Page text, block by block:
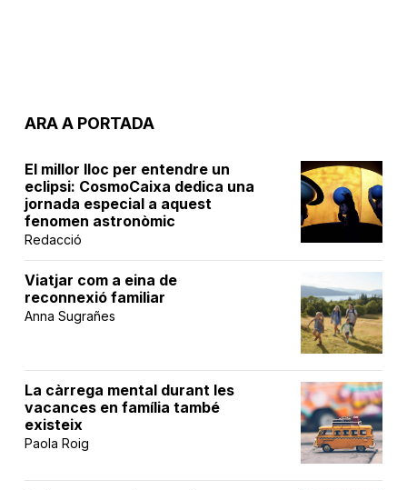
ARA A PORTADA
El millor lloc per entendre un
eclipsi: CosmoCaixa dedica una
jornada especial a aquest
fenomen astronòmic
Redacció
Viatjar com a eina de
reconnexió familiar
Anna Sugrañes
La càrrega mental durant les
vacances en família també
existeix
Paola Roig